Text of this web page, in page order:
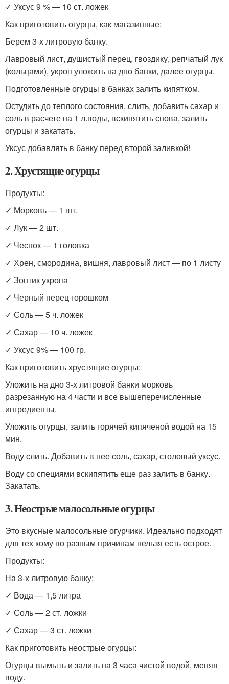
✓ Уксус 9 % — 10 ст. ложек
Как приготовить огурцы, как магазинные:
Берем 3-х литровую банку.
Лавровый лист, душистый перец, гвоздику, репчатый лук
(кольцами), укроп уложить на дно банки, далее огурцы.
Подготовленные огурцы в банках залить кипятком.
Остудить до теплого состояния, слить, добавить сахар и
соль в расчете на 1 л.воды, вскипятить снова, залить
огурцы и закатать.
Уксус добавлять в банку перед второй заливкой!
2. Хрустящие огурцы
Продукты:
✓ Морковь — 1 шт.
✓ Лук — 2 шт.
✓ Чеснок — 1 головка
✓ Хрен, смородина, вишня, лавровый лист — по 1 листу
✓ Зонтик укропа
✓ Черный перец горошком
✓ Соль — 5 ч. ложек
✓ Сахар — 10 ч. ложек
✓ Уксус 9% — 100 гр.
Как приготовить хрустящие огурцы:
Уложить на дно 3-х литровой банки морковь
разрезанную на 4 части и все вышеперечисленные
ингредиенты.
Уложить огурцы, залить горячей кипяченой водой на 15
мин.
Воду слить. Добавить в нее соль, сахар, столовый уксус.
Воду со специями вскипятить еще раз залить в банку.
Закатать.
3. Неострые малосольные огурцы
Это вкусные малосольные огурчики. Идеально подходят
для тех кому по разным причинам нельзя есть острое.
Продукты:
На 3-х литровую банку:
✓ Вода — 1,5 литра
✓ Соль — 2 ст. ложки
✓ Сахар — 3 ст. ложки
Как приготовить неострые огурцы:
Огурцы вымыть и залить на 3 часа чистой водой, меняя
воду.